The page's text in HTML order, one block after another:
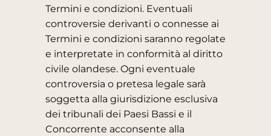
Termini e condizioni. Eventuali
controversie derivanti o connesse ai
Termini e condizioni saranno regolate
e interpretate in conformità al diritto
civile olandese. Ogni eventuale
controversia o pretesa legale sarà
soggetta alla giurisdizione esclusiva
dei tribunali dei Paesi Bassi e il
Concorrente acconsente alla